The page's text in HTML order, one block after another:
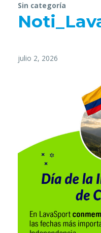
Sin categoría
julio 2, 2026